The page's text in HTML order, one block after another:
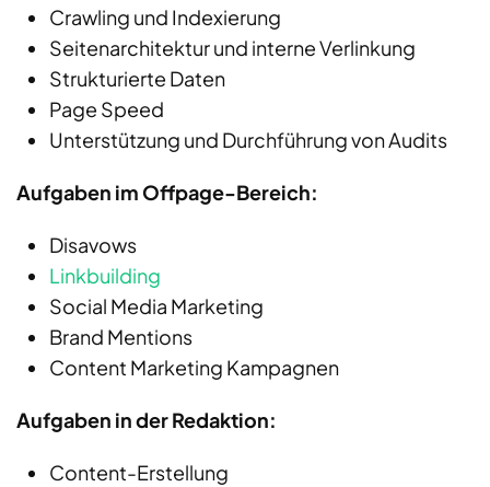
Crawling und Indexierung
Seitenarchitektur und interne Verlinkung
Strukturierte Daten
Page Speed
Unterstützung und Durchführung von Audits
Aufgaben im Offpage-Bereich:
Disavows
Linkbuilding
Social Media Marketing
Brand Mentions
Content Marketing Kampagnen
Aufgaben in der Redaktion:
Content-Erstellung